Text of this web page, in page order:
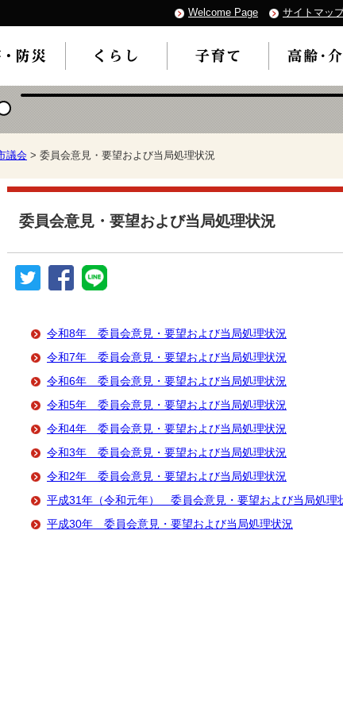
Welcome Page サイトマッ
議会 > 委員会意見・要望および当局処理状況
委員会意見・要望および当局処理状況
令和8年 委員会意見・要望および当局処理状況
令和7年 委員会意見・要望および当局処理状況
令和6年 委員会意見・要望および当局処理状況
令和5年 委員会意見・要望および当局処理状況
令和4年 委員会意見・要望および当局処理状況
令和3年 委員会意見・要望および当局処理状況
令和2年 委員会意見・要望および当局処理状況
平成31年（令和元年） 委員会意見・要望および当局処理
平成30年 委員会意見・要望および当局処理状況